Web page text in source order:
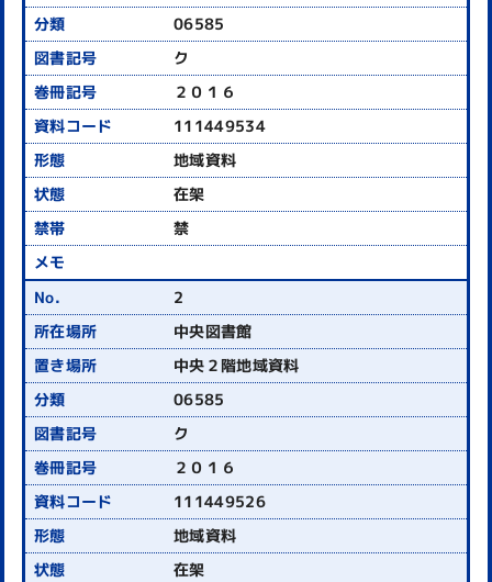
06585
ク
２０１６
111449534
地域資料
在架
禁
2
中央図書館
中央２階地域資料
06585
ク
２０１６
111449526
地域資料
在架